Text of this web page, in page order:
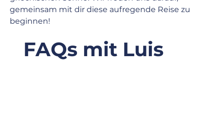
FAQs mit Luis
gemeinsam mit dir diese aufregende Reise zu
beginnen!